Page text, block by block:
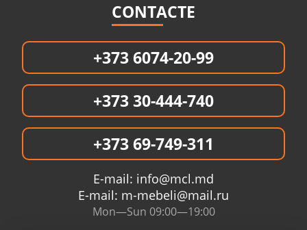
CONTACTE
+373 6074-20-99
+373 30-444-740
+373 69-749-311
E-mail: info@mcl.md
E-mail: m-mebeli@mail.ru
Mon—Sun 09:00—19:00